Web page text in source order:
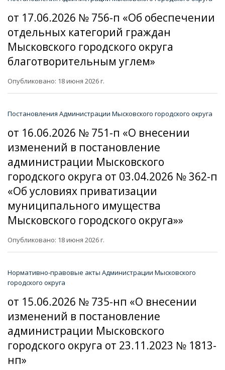
от 17.06.2026 № 756-п «Об обеспечении
отдельных категорий граждан
Мысковского городского округа
благотворительным углем»
Опубликовано: 18 июня 2026 г.
Постановления Администрации Мысковского городского округа
от 16.06.2026 № 751-п «О внесении
изменений в постановление
администрации Мысковского
городского округа от 03.04.2026 № 362-п
«Об условиях приватизации
муниципального имущества
Мысковского городского округа»»
Опубликовано: 18 июня 2026 г.
Нормативно-правовые акты Администрации Мысковского
городского округа
от 15.06.2026 № 735-нп «О внесении
изменений в постановление
администрации Мысковского
городского округа от 23.11.2023 № 1813-
нп»